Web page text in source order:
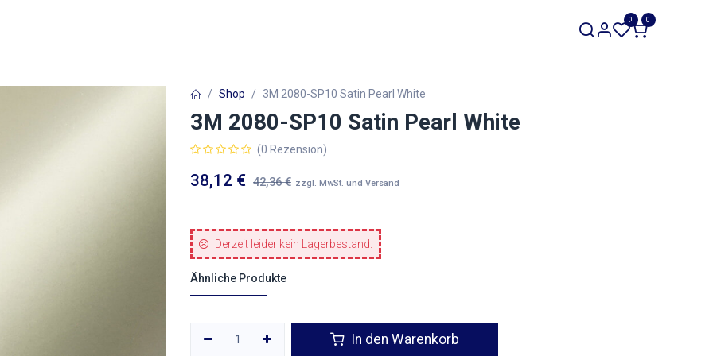
0 0
Shop 3M 2080-SP10 Satin Pearl White
3M 2080-SP10 Satin Pearl White
(0 Rezension)
38,12 € 42,36€ zzgl. MwSt. und Versand
Derzeit leider kein Lagerbestand.
Ähnliche Produkte
In den Warenkorb